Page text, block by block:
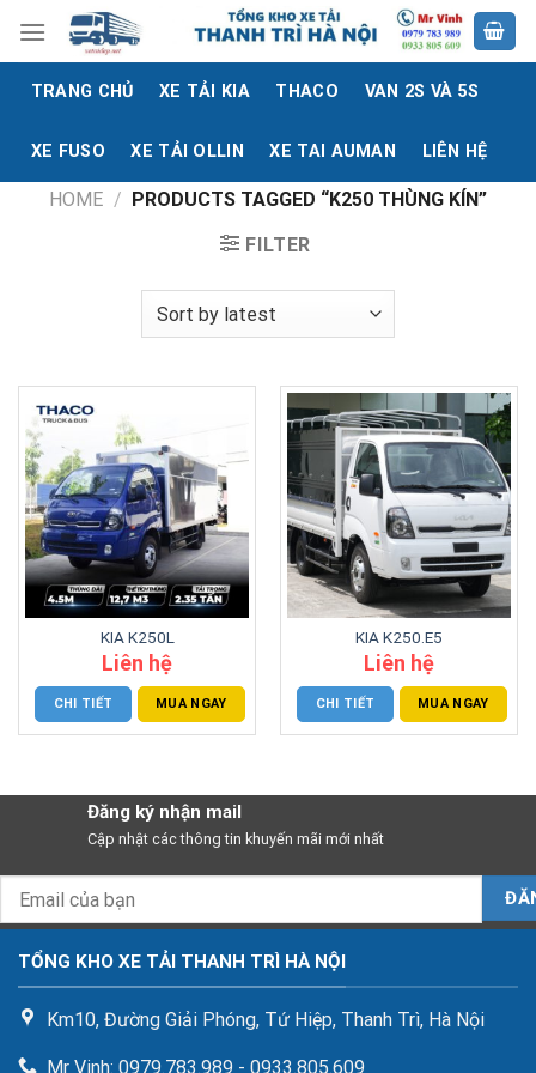
TRANG CHỦ XE TẢI KIA THACO VAN 2S VÀ 5S
XE FUSO XE TẢI OLLIN XE TAI AUMAN LIÊN HỆ
HOME /
PRODUCTS TAGGED “K250 THÙNG KÍN”
FILTER
KIA K250L
Liên hệ
MUA NGAY
CHI TIẾT
KIA K250.E5
Liên hệ
MUA NGAY
CHI TIẾT
Đăng ký nhận mail
Cập nhật các thông tin khuyến mãi mới nhất
TỔNG KHO XE TẢI THANH TRÌ HÀ NỘI
Km10, Đường Giải Phóng, Tứ Hiệp, Thanh Trì, Hà Nội
Mr Vinh: 0979.783.989 - 0933.805.609